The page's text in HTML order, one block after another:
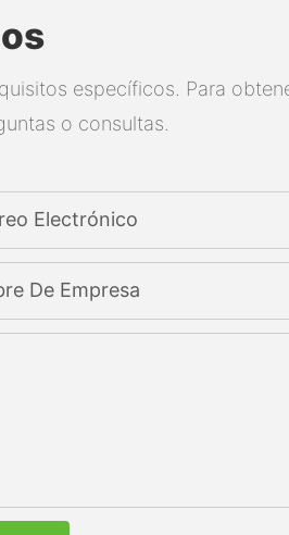
específicos. Para
o consultas.
Electrónico
De Empresa